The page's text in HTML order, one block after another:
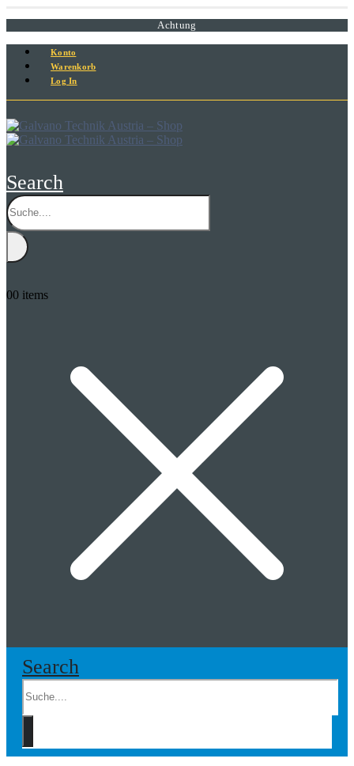
Achtung
Konto
Warenkorb
Log In
Search
00 items
Search